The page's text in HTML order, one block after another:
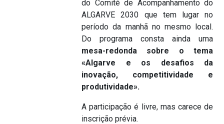
do Comité de Acompanhamento do
ALGARVE 2030 que tem lugar no
período da manhã no mesmo local.
Do programa consta ainda uma
mesa-redonda sobre o tema
«Algarve e os desafios da
inovação, competitividade e
produtividade».
A participação é livre, mas carece de
inscrição prévia.